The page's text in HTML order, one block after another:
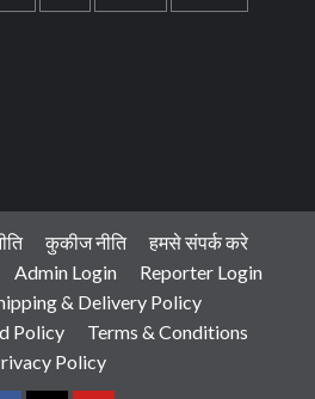
कुकीज नीति
हमसे संपर्क करे
Admin Login
Reporter Login
& Delivery Policy
Policy
Terms & Conditions
Policy